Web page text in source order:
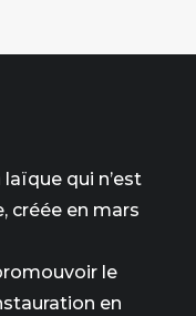
qui n’est
créée en mars
le
en